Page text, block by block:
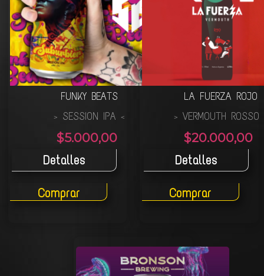
FUNKY BEATS
> SESSION IPA <
$5.000,00
Detalles
Comprar
LA FUERZA ROJO
> VERMOUTH ROSSO
$20.000,00
Detalles
Comprar